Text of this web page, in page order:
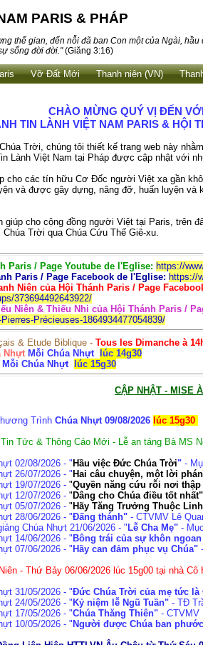
PARIS & PHÁP
thế gian, đến nỗi đã ban Con một của Ngài, hầu
sống đời đời."(Giăng 3:16)
Vỡ Đất Mới Thanh niên (VN)
CHÀO MỪNG QUÝ VỊ ĐẾN
TIN LÀNH VIỆT NAM PARIS & HỘI
Trời, chúng tôi thiết kế trang web này
Lành Việt Nam tại Pháp được cập nhật với
cho các tín hữu Cơ Đốc người Việt xa gần
và được gây dựng, nâng đỡ, huấn luyện
giúp cho cộng đồng người Việt tại Paris, trên
Trời qua Chúa Cứu Thế Giê-xu.
Paris / Page Youtube de l'Eglise: https://
Paris / Page Facebook de l'Eglise: https://
Niên của Hội Thánh Paris / Page
373694492643922/
Niên & Thiếu Nhi của Hội Thánh Paris /
Précieuses-1864934477054839/
& Etude Biblique - Tous les Dimanche à
NhựtMỗi Chúa Nhựt lúc 14g30
Chúa Nhựt lúc 15g30
CẬP NHẬT - MISE
Trình Chúa Nhựt 09/08/2026 lúc 15g30
Tức & Thông Cáo Mới - Lễ an táng Bà MS
02/08/2026 - "Hầu việc Đức Chúa Trời"-
26/07/2026 - "Hai câu chuyện, một lời phán
19/07/2026 - "Quyền năng cứu rỗi nơi
12/07/2026 - " Dâng cho Chúa điều tốt nhất"
05/07/2026 - " Hãy Tăng Trưởng Thuộc
28/06/2026 - "Đấng thánh"- CTVMV Lê
Chúa Nhựt 21/06/2026 - " Lễ Cha Mẹ" -
14/06/2026 - " Bông trái của sự khôn
07/06/2026 - " Hãy can đảm phục vụ Chúa"
- Thứ Bảy 06/06/2026 lúc 15g00 tại nhà Cô
31/05/2026 - "Đức Chúa Trời của mẹ tức
24/05/2026 - " Kỷ niệm lễ Ngũ Tuần" - TĐ
17/05/2026 - "Chúa Thăng Thiên"- CTVMV
10/05/2026 - "Người được Chúa ban